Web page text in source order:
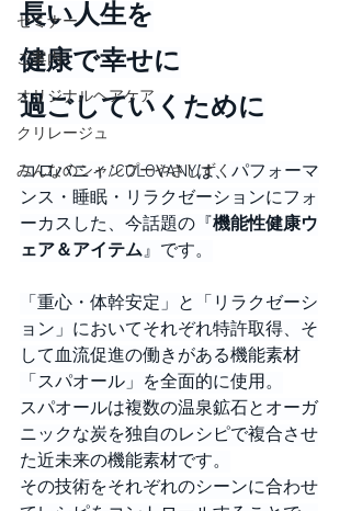
セミナー
ご案内
オリジナルヘアケア
クリレージュ
みんなのシャンプーやさしずく
長い人生を
健康で幸せに
過ごしていくために
コロバニィ/COLOVANYは、パフォーマ
ンス・睡眠・リラクゼーションにフォ
ーカスした、今話題の『 機能性健康ウ
ェア＆アイテム』です。
「重心・体幹安定」と「リラクゼーシ
ョン」においてそれぞれ特許取得、そ
して血流促進の働きがある機能素材
「スパオール」を全面的に使用。
スパオールは複数の温泉鉱石とオーガ
ニックな炭を独自のレシピで複合させ
た近未来の機能素材です。
その技術をそれぞれのシーンに合わせ